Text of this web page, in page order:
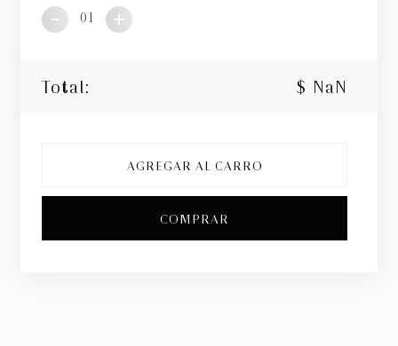
01
Total: $ NaN
AGREGAR AL CARRO
COMPRAR